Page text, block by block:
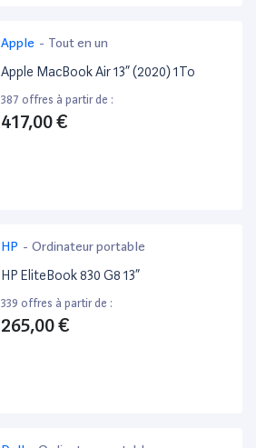
Apple - Tout en un
Apple MacBook Air 13” (2020) 1To
387 offres à partir de :
417,00 €
HP - Ordinateur portable
HP EliteBook 830 G8 13”
339 offres à partir de :
265,00 €